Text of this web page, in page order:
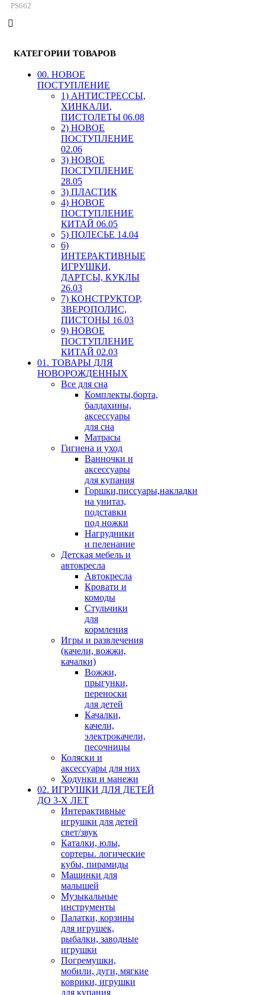
PS662
КАТЕГОРИИ ТОВАРОВ
00. HОВОЕ
ПОСТУПЛЕНИЕ
1) АНТИСТРЕССЫ,
ХИНКАЛИ,
ПИСТОЛЕТЫ 06.08
2) НОВОЕ
ПОСТУПЛЕНИЕ
02.06
3) НОВОЕ
ПОСТУПЛЕНИЕ
28.05
3) ПЛАСТИК
4) НОВОЕ
ПОСТУПЛЕНИЕ
КИТАЙ 06.05
5) ПОЛЕСЬЕ 14.04
6)
ИНТЕРАКТИВНЫЕ
ИГРУШКИ,
ДАРТСЫ, КУКЛЫ
26.03
7) КОНСТРУКТОР,
ЗВЕРОПОЛИС,
ПИСТОНЫ 16.03
9) НОВОЕ
ПОСТУПЛЕНИЕ
КИТАЙ 02.03
01. ТОВАРЫ ДЛЯ
НОВОРОЖДЕННЫХ
Все для сна
Комплекты,борта,
балдахины,
аксессуары
для сна
Матрасы
Гигиена и уход
Ванночки и
аксессуары
для купания
Горшки,писсуары,накладки
на унитаз,
подставки
под ножки
Нагрудники
и пеленание
Детская мебель и
автокресла
Автокресла
Кровати и
комоды
Стульчики
для
кормления
Игры и развлечения
(качели, вожжи,
качалки)
Вожжи,
прыгунки,
переноски
для детей
Качалки,
качели,
электрокачели,
песочницы
Коляски и
аксессуары для них
Ходунки и манежи
02. ИГРУШКИ ДЛЯ ДЕТЕЙ
ДО 3-Х ЛЕТ
Интерактивные
игрушки для детей
свет/звук
Каталки, юлы,
сортеры. логические
кубы, пирамиды
Машинки для
малышей
Музыкальные
инструменты
Палатки, корзины
для игрушек,
рыбалки, заводные
игрушки
Погремушки,
мобили, дуги, мягкие
коврики, игрушки
для купания